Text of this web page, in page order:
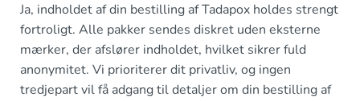
Ja, indholdet af din bestilling af Tadapox holdes strengt
fortroligt. Alle pakker sendes diskret uden eksterne
mærker, der afslører indholdet, hvilket sikrer fuld
anonymitet. Vi prioriterer dit privatliv, og ingen
tredjepart vil få adgang til detaljer om din bestilling af